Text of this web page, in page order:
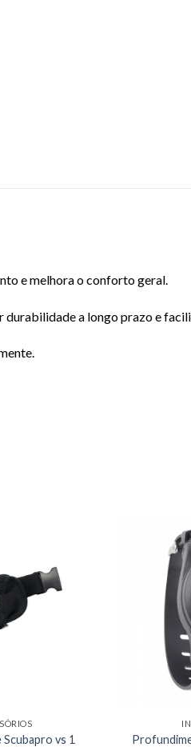
e melhora o conforto geral.
a longo prazo e
vs 1